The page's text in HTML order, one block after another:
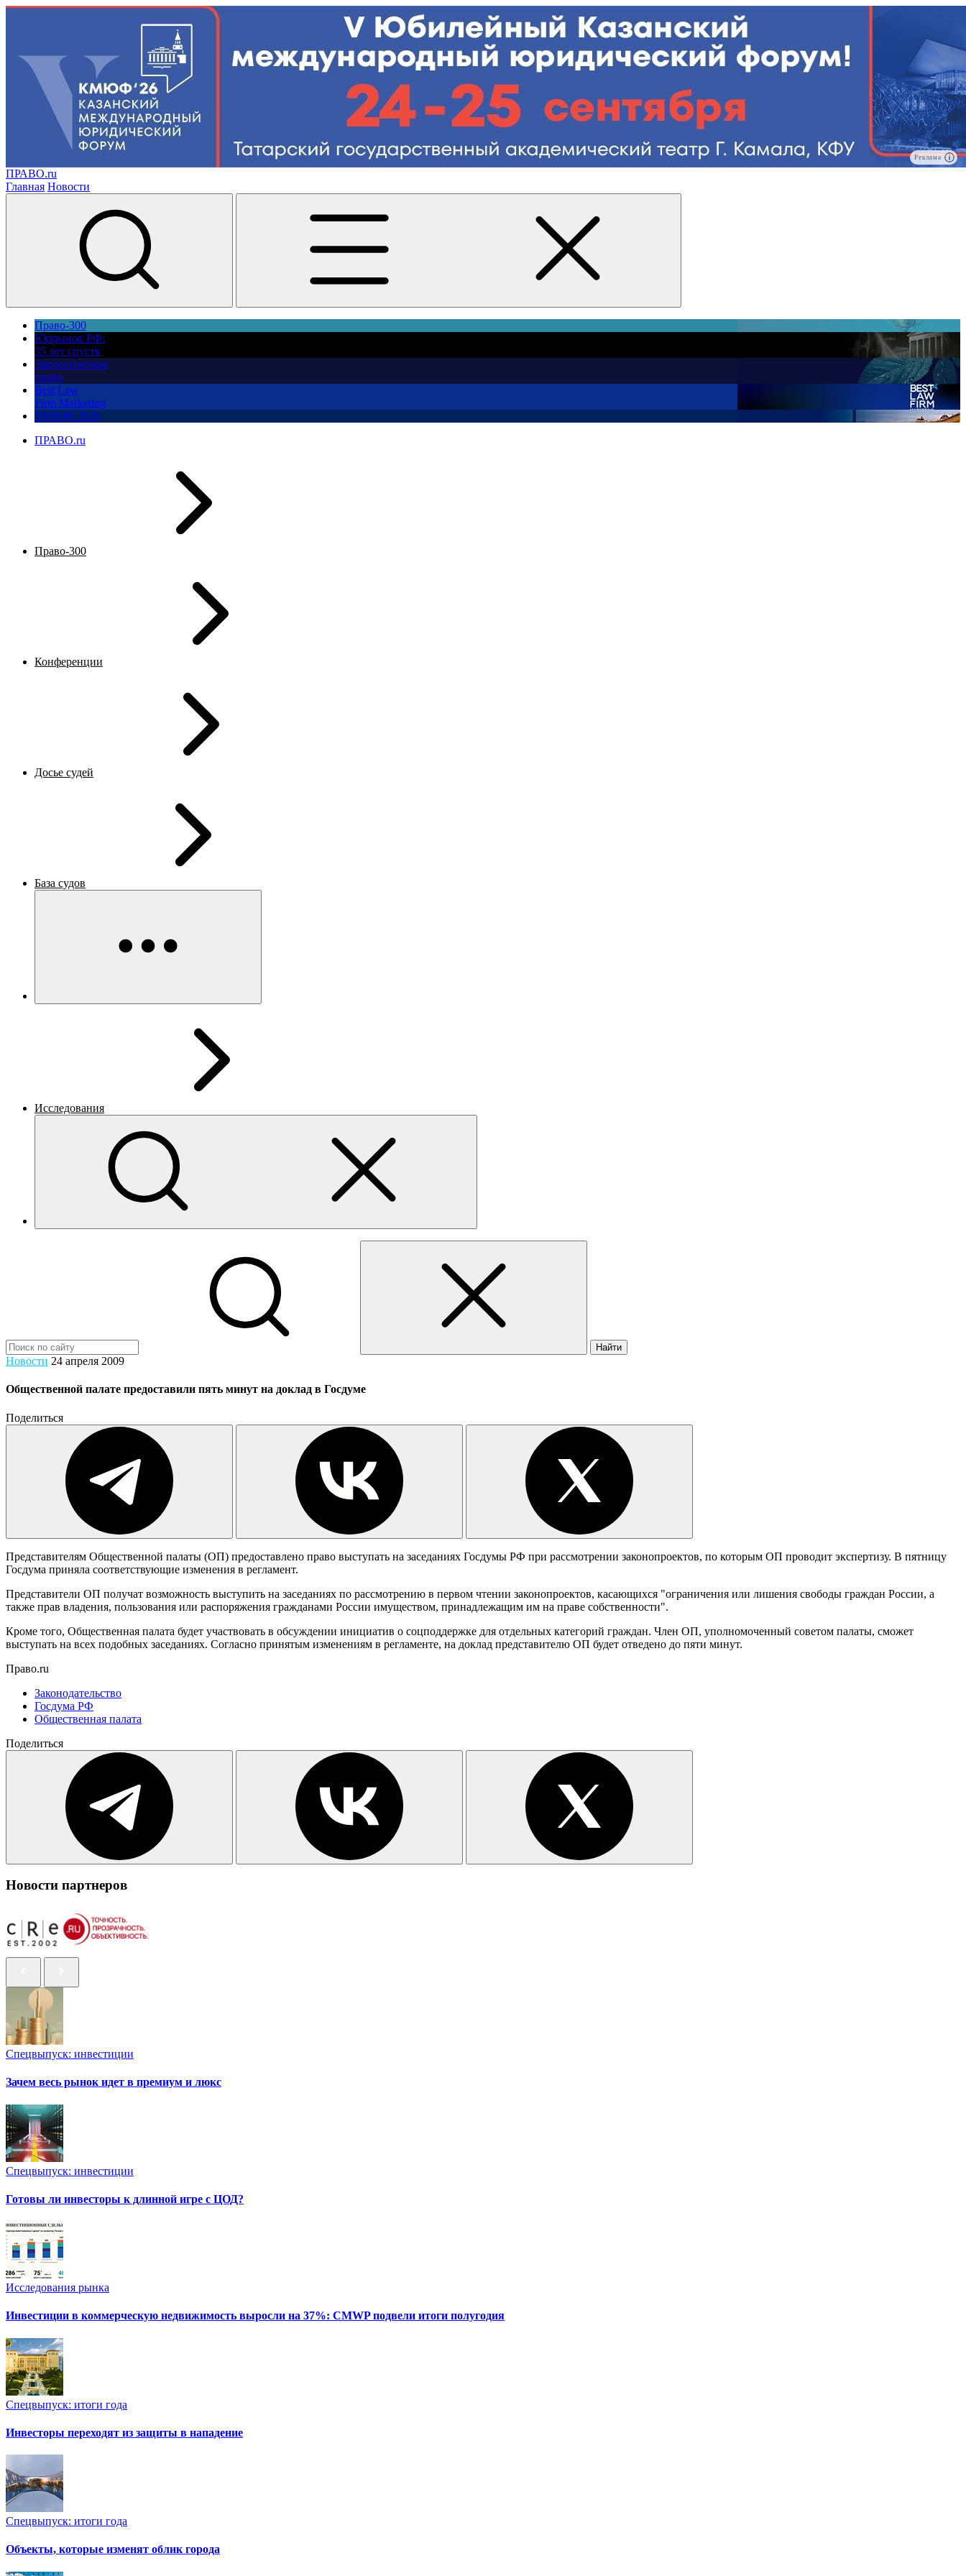
Реклама
ПРАВО.ru
Главная Новости
Право-300
Юррынок РФ:
35 лет спустя
Экологическое
право
Best Law
Firm Marketing
ПМЮФ 2026
ПРАВО.ru
Право-300
Конференции
Досье судей
База судов
Исследования
Найти
Новости 24 апреля 2009
Общественной палате предоставили пять минут на доклад в Госдуме
Поделиться
Представителям Общественной палаты (ОП) предоставлено право выступать на заседаниях Госдумы РФ при рассмотрении законопроектов, по которым ОП проводит экспертизу. В пятницу
Госдума приняла соответствующие изменения в регламент.
Представители ОП получат возможность выступить на заседаниях по рассмотрению в первом чтении законопроектов, касающихся "ограничения или лишения свободы граждан России, а
также прав владения, пользования или распоряжения гражданами России имуществом, принадлежащим им на праве собственности".
Кроме того, Общественная палата будет участвовать в обсуждении инициатив о соцподдержке для отдельных категорий граждан. Член ОП, уполномоченный советом палаты, сможет
выступать на всех подобных заседаниях. Согласно принятым изменениям в регламенте, на доклад представителю ОП будет отведено до пяти минут.
Право.ru
Законодательство
Госдума РФ
Общественная палата
Поделиться
Новости партнеров
Спецвыпуск: инвестиции
Зачем весь рынок идет в премиум и люкс
Спецвыпуск: инвестиции
Готовы ли инвесторы к длинной игре с ЦОД?
Исследования рынка
Инвестиции в коммерческую недвижимость выросли на 37%: CMWP подвели итоги полугодия
Спецвыпуск: итоги года
Инвесторы переходят из защиты в нападение
Спецвыпуск: итоги года
Объекты, которые изменят облик города